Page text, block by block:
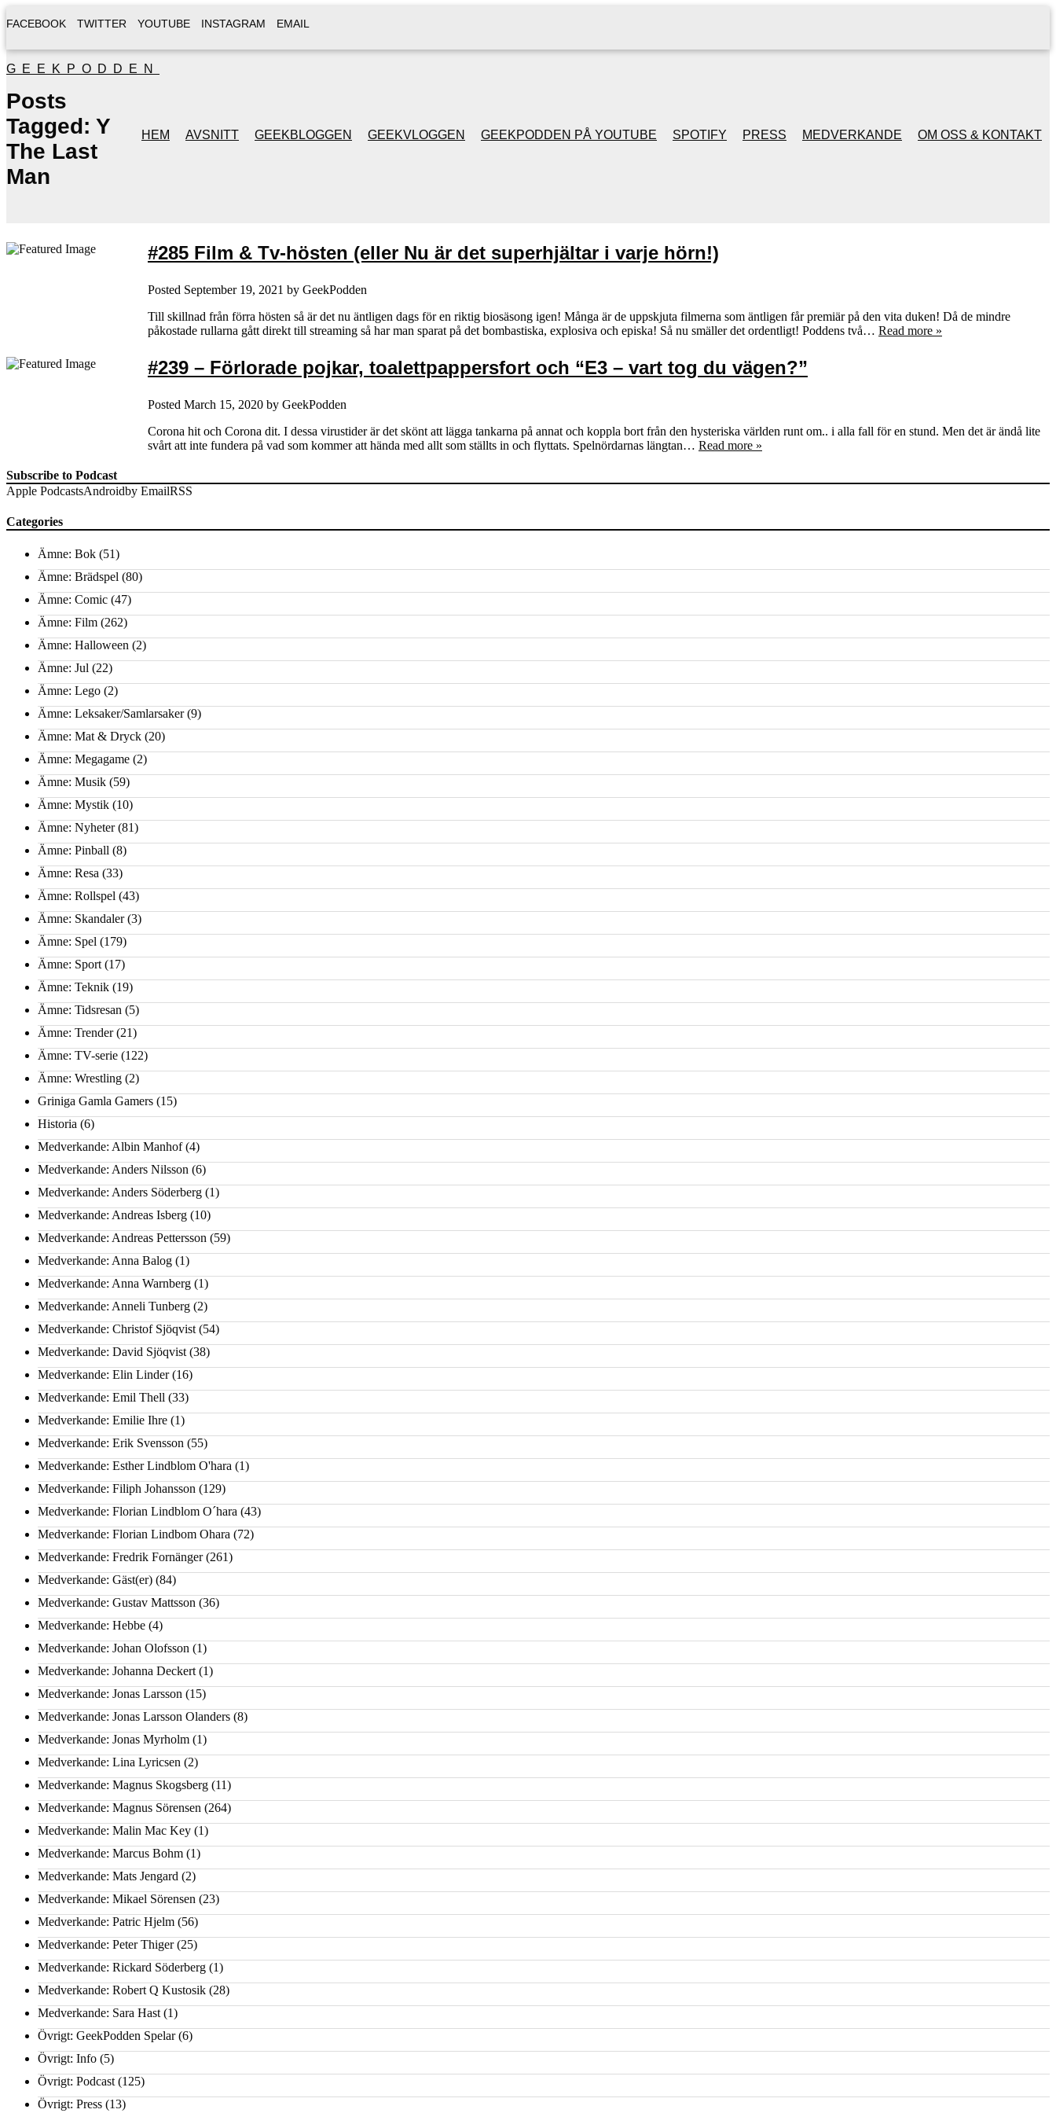
FACEBOOK TWITTER YOUTUBE INSTAGRAM EMAIL
GEEKPODDEN
HEM AVSNITT GEEKBLOGGEN GEEKVLOGGEN GEEKPODDEN PÅ YOUTUBE
& FILIPH
GEEKPODDENS
JULSPECIALER 2013
SPOTIFY PRESS MEDVERKANDE OM OSS & KONTAKT
Posts
Tagged: Y
The Last
Man
#285 Film & Tv-hösten (eller Nu är det superhjältar i varje hörn!)
Posted September 19, 2021 by GeekPodden
Till skillnad från förra hösten så är det nu äntligen dags för en riktig biosäsong igen! Många är de uppskjuta filmerna som äntligen får premiär på den vita duken! Då de mindre
påkostade rullarna gått direkt till streaming så har man sparat på det bombastiska, explosiva och episka! Så nu smäller det ordentligt! Poddens två… Read more »
#239 – Förlorade pojkar, toalettpappersfort och “E3 – vart tog du vägen?”
Posted March 15, 2020 by GeekPodden
Corona hit och Corona dit. I dessa virustider är det skönt att lägga tankarna på annat och koppla bort från den hysteriska världen runt om.. i alla fall för en stund. Men det är ändå lite
svårt att inte fundera på vad som kommer att hända med allt som ställts in och flyttats. Spelnördarnas längtan… Read more »
Subscribe to Podcast
Apple PodcastsAndroidby EmailRSS
Categories
Ämne: Bok (51)
Ämne: Brädspel (80)
Ämne: Comic (47)
Ämne: Film (262)
Ämne: Halloween (2)
Ämne: Jul (22)
Ämne: Lego (2)
Ämne: Leksaker/Samlarsaker(9)
Ämne: Mat & Dryck (20)
Ämne: Megagame (2)
Ämne: Musik (59)
Ämne: Mystik (10)
Ämne: Nyheter(81)
Ämne: Pinball (8)
Ämne: Resa (33)
Ämne: Rollspel (43)
Ämne: Skandaler(3)
Ämne: Spel (179)
Ämne: Sport (17)
Ämne: Teknik (19)
Ämne: Tidsresan (5)
Ämne: Trender(21)
Ämne: TV-serie (122)
Ämne: Wrestling (2)
Griniga Gamla Gamers (15)
Historia (6)
Medverkande: Albin Manhof(4)
Medverkande: Anders Nilsson (6)
Medverkande: Anders Söderberg (1)
Medverkande: Andreas Isberg (10)
Medverkande: Andreas Pettersson (59)
Medverkande: Anna Balog (1)
Medverkande: Anna Warnberg (1)
Medverkande: Anneli Tunberg (2)
Medverkande: Christof Sjöqvist (54)
Medverkande: David Sjöqvist (38)
Medverkande: Elin Linder(16)
Medverkande: Emil Thell (33)
Medverkande: Emilie Ihre (1)
Medverkande: Erik Svensson (55)
Medverkande: Esther Lindblom O'hara (1)
Medverkande: Filiph Johansson (129)
Medverkande: Florian Lindblom O´hara (43)
Medverkande: Florian Lindbom Ohara (72)
Medverkande: Fredrik Fornänger(261)
Medverkande: Gäst(er) (84)
Medverkande: Gustav Mattsson (36)
Medverkande: Hebbe (4)
Medverkande: Johan Olofsson (1)
Medverkande: Johanna Deckert (1)
Medverkande: Jonas Larsson (15)
Medverkande: Jonas Larsson Olanders (8)
Medverkande: Jonas Myrholm (1)
Medverkande: Lina Lyricsen (2)
Medverkande: Magnus Skogsberg (11)
Medverkande: Magnus Sörensen (264)
Medverkande: Malin Mac Key (1)
Medverkande: Marcus Bohm (1)
Medverkande: Mats Jengard (2)
Medverkande: Mikael Sörensen (23)
Medverkande: Patric Hjelm (56)
Medverkande: Peter Thiger(25)
Medverkande: Rickard Söderberg (1)
Medverkande: Robert Q Kustosik (28)
Medverkande: Sara Hast (1)
Övrigt: GeekPodden Spelar(6)
Övrigt: Info (5)
Övrigt: Podcast (125)
Övrigt: Press (13)